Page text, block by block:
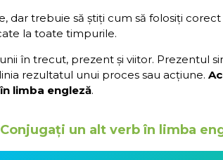
dar trebuie să știți cum să folosiți
la toate timpurile.
în trecut, prezent și viitor. Prezentul
rezultatul unui proces sau acțiune.
limba engleză.
Conjugați un alt verb în limba